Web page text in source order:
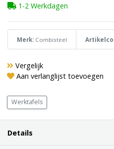
1-2 Werkdagen
Merk: Combisteel
Vergelijk
Aan verlanglijst toevoegen
Werktafels
Details